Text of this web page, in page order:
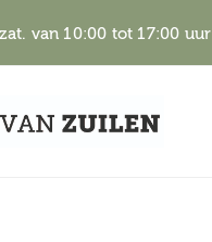
van 10:00 tot 17:00 uur